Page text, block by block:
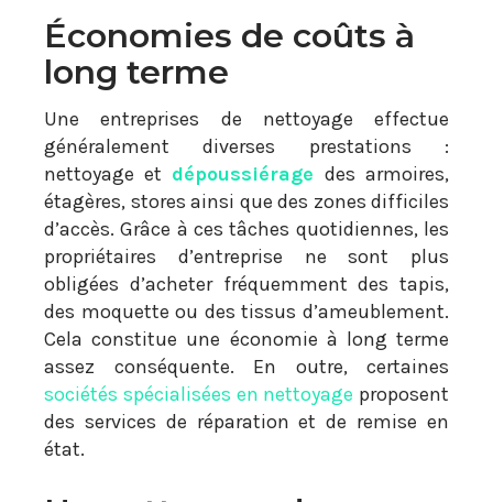
Économies de coûts à
long terme
Une entreprises de nettoyage effectue
généralement diverses prestations :
nettoyage et dépoussiérage des armoires,
étagères, stores ainsi que des zones difficiles
d’accès. Grâce à ces tâches quotidiennes, les
propriétaires d’entreprise ne sont plus
obligées d’acheter fréquemment des tapis,
des moquette ou des tissus d’ameublement.
Cela constitue une économie à long terme
assez conséquente. En outre, certaines
sociétés spécialisées en nettoyage proposent
des services de réparation et de remise en
état.